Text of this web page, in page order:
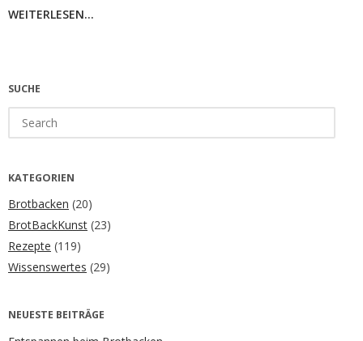
WEITERLESEN...
SUCHE
for:
KATEGORIEN
Brotbacken (20)
BrotBackKunst (23)
Rezepte (119)
Wissenswertes (29)
NEUESTE BEITRÄGE